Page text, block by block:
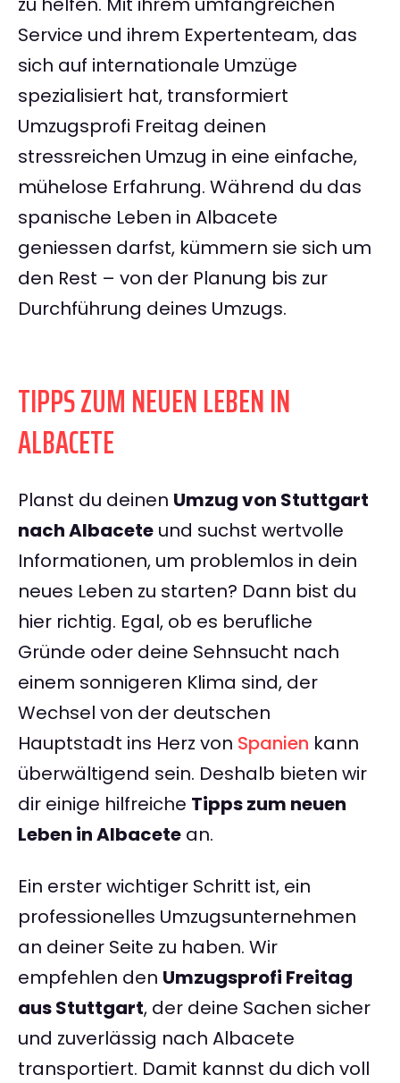
Service und ihrem Expertenteam, das
sich auf internationale Umzüge
spezialisiert hat, transformiert
Umzugsprofi Freitag deinen
stressreichen Umzug in eine einfache,
mühelose Erfahrung. Während du das
spanische Leben in Albacete
geniessen darfst, kümmern sie sich um
den Rest – von der Planung bis zur
Durchführung deines Umzugs.
TIPPS ZUM NEUEN LEBEN IN
ALBACETE
Planst du deinen Umzug von Stuttgart
nach Albacete und suchst wertvolle
Informationen, um problemlos in dein
neues Leben zu starten? Dann bist du
hier richtig. Egal, ob es berufliche
Gründe oder deine Sehnsucht nach
einem sonnigeren Klima sind, der
Wechsel von der deutschen
Hauptstadt ins Herz von Spanien kann
überwältigend sein. Deshalb bieten wir
dir einige hilfreiche Tipps zum neuen
Leben in Albacete an.
Ein erster wichtiger Schritt ist, ein
professionelles Umzugsunternehmen
an deiner Seite zu haben. Wir
empfehlen den Umzugsprofi Freitag
aus Stuttgart, der deine Sachen sicher
und zuverlässig nach Albacete
transportiert. Damit kannst du dich voll